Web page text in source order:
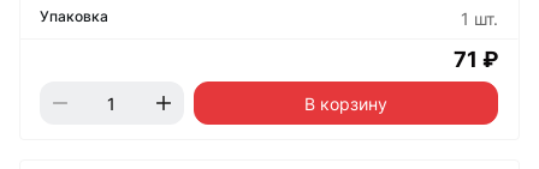
1 шт.
71 ₽
В корзину